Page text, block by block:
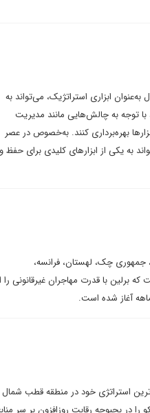
ابزاری استراتژیک، می‌تواند به
توجه به چالش‌هایی مانند مدیریت
بهره‌برداری کنند. به‌خصوص در عصر
به یکی از ابزارهای کلیدی برای حفظ و
جمهوری چک، لهستان، فرانسه،
برلین با قدرت مهاجران غیرقانونی را
آغاز شده است.
استراتژی خود در منطقه قطب شمال
در بحبوحه رقابت روزافزون بر سر